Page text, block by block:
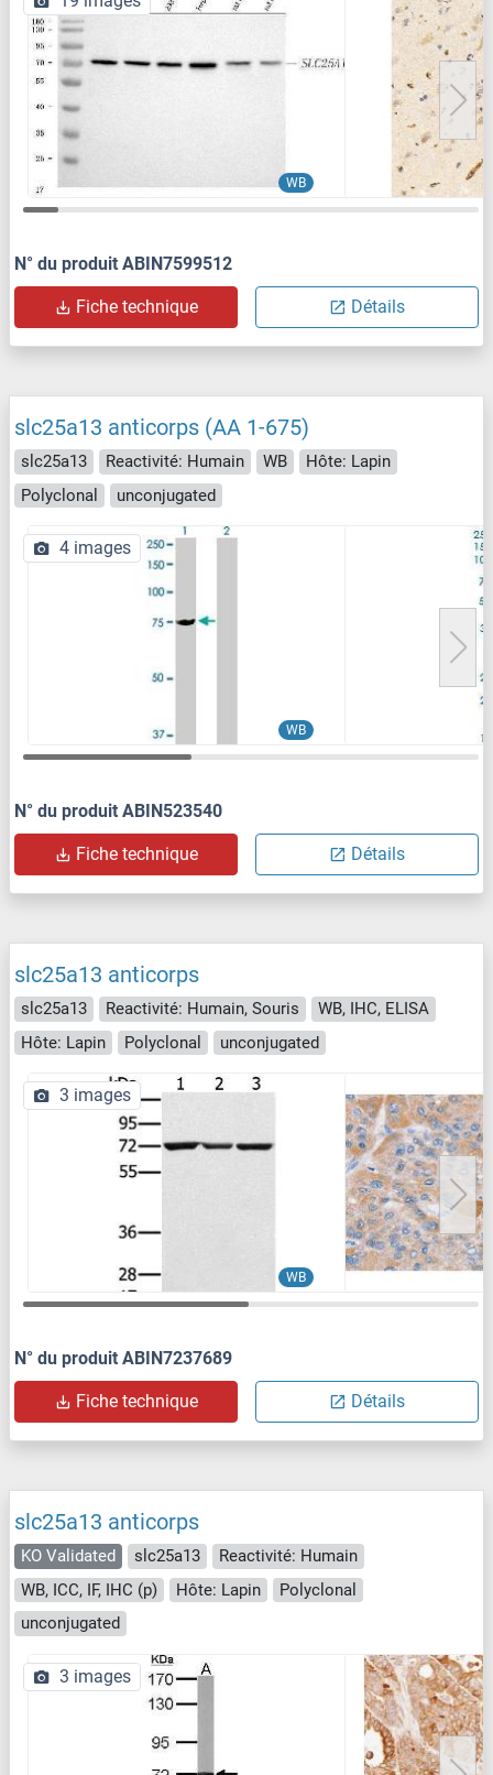
WB
N° du produit ABIN7599512
Fiche technique Détails
slc25a13 anticorps (AA 1-675)
slc25a13 Reactivité: Humain WB
Hôte: Lapin
Polyclonal
unconjugated
WB
4 images
N° du produit ABIN523540
Fiche technique Détails
slc25a13 anticorps
slc25a13 Reactivité: Humain, Souris
WB, IHC, ELISA
Hôte: Lapin
Polyclonal unconjugated
WB
3 images
N° du produit ABIN7237689
Fiche technique Détails
slc25a13 anticorps
KO Validated slc25a13
Reactivité: Humain
WB, ICC, IF, IHC (p)
Hôte: Lapin
Polyclonal
unconjugated
3 images